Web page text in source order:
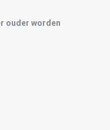
ouder worden